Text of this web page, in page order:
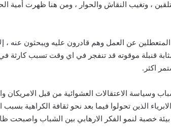
، وتغيب النقاش والحوار ، ومن هنا ظهرت أمية
عن العمل وهم قادرون عليه ويبحثون عنه ، إلا
قنبلة موقوته قد تنفجر في اي وقت تسبب كارثة
اكثر.
وسياسة الاعتقالات العشوائية من قبل الامريكان
الذين تحولوا فيما بعد نحو ثقافة الكراهية بسبب
خصبة لنمو الفكر الارهابي بين الشباب واصبحت